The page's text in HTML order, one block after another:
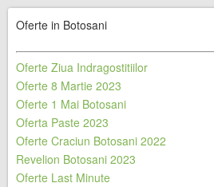
Oferte in Botosani
Oferte Ziua Indragostitiilor
Oferte 8 Martie 2023
Oferte 1 Mai Botosani
Oferta Paste 2023
Oferte Craciun Botosani 2022
Revelion Botosani 2023
Oferte Last Minute